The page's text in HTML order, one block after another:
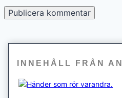
INNEHÅLL FRÅN